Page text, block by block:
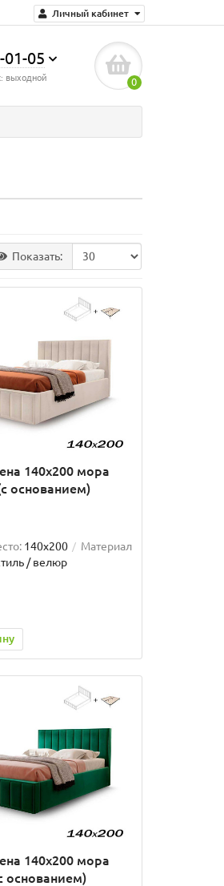
Личный кабинет
01-05
выходной 0
Показать:
140х200 мора
основанием)
140x200
Материал
/ велюр
140х200 мора
основанием)